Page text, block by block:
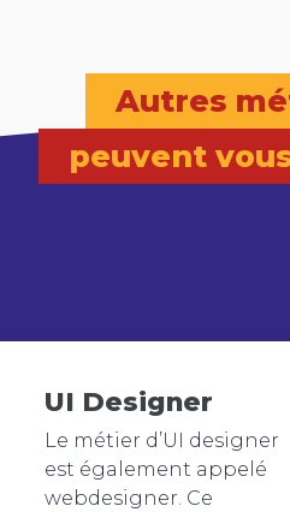
Autres
peuvent
UI Designer
Le métier d’UI designer
est également appelé
webdesigner. Ce